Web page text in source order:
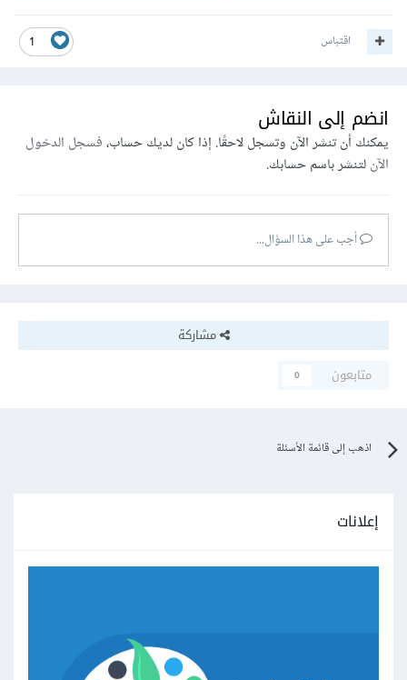
1 اقتباس
انضم إلى النقاش
يمكنك أن تنشر الآن وتسجل لاحقًا. إذا كان لديك حساب،فسجل الدخول
الآنلتنشر باسم حسابك.
أجب على هذا السؤال...
مشاركة
متابعون
0
اذهب إلى قائمة الأسئلة
إعلانات